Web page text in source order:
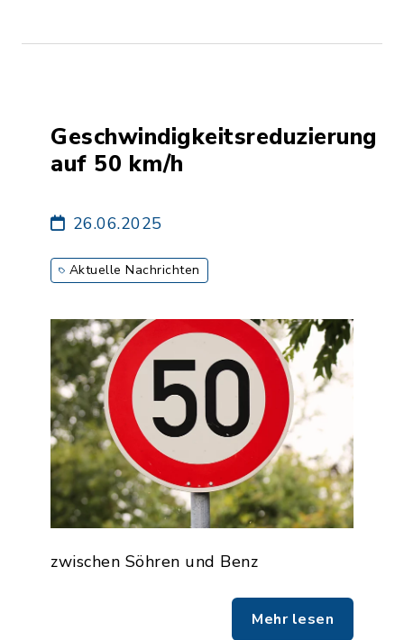
Geschwindigkeitsreduzierung
auf 50 km/h
26.06.2025
Aktuelle Nachrichten
zwischen Söhren und Benz
Mehr lesen